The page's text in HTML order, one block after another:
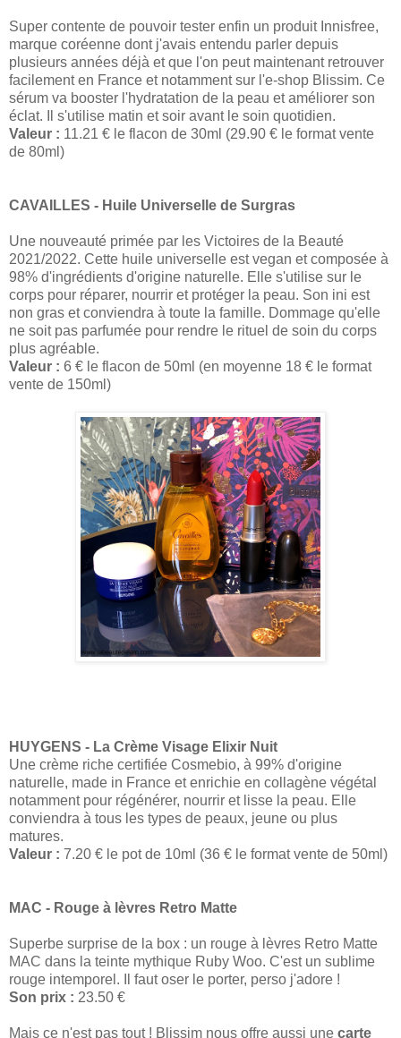
Super contente de pouvoir tester enfin un produit Innisfree,
marque coréenne dont j'avais entendu parler depuis
plusieurs années déjà et que l'on peut maintenant retrouver
facilement en France et notamment sur l'e-shop Blissim. Ce
sérum va booster l'hydratation de la peau et améliorer son
éclat. Il s'utilise matin et soir avant le soin quotidien.
Valeur : 11.21 € le flacon de 30ml (29.90 € le format vente
de 80ml)
CAVAILLES - Huile Universelle de Surgras
Une nouveauté primée par les Victoires de la Beauté
2021/2022. Cette huile universelle est vegan et composée à
98% d'ingrédients d'origine naturelle. Elle s'utilise sur le
corps pour réparer, nourrir et protéger la peau. Son ini est
non gras et conviendra à toute la famille. Dommage qu'elle
ne soit pas parfumée pour rendre le rituel de soin du corps
plus agréable.
Valeur : 6 € le flacon de 50ml (en moyenne 18 € le format
vente de 150ml)
HUYGENS - La Crème Visage Elixir Nuit
Une crème riche certifiée Cosmebio, à 99% d'origine
naturelle, made in France et enrichie en collagène végétal
notamment pour régénérer, nourrir et lisse la peau. Elle
conviendra à tous les types de peaux, jeune ou plus
matures.
Valeur : 7.20 € le pot de 10ml (36 € le format vente de 50ml)
MAC - Rouge à lèvres Retro Matte
Superbe surprise de la box : un rouge à lèvres Retro Matte
MAC dans la teinte mythique Ruby Woo. C'est un sublime
rouge intemporel. Il faut oser le porter, perso j'adore !
Son prix : 23.50 €
Mais ce n'est pas tout ! Blissim nous offre aussi une carte